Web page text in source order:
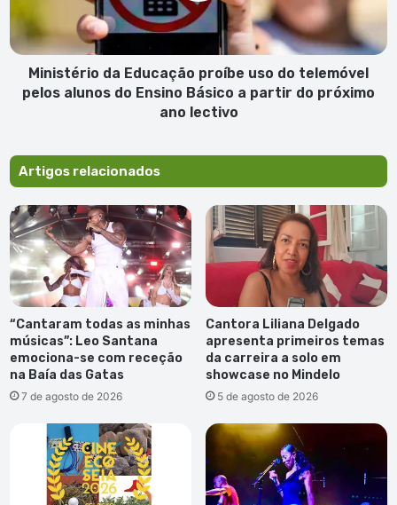
telemóvel
pelos
alunos
Ensino
do
próximo
lectivo
Ministério da Educação proíbe uso do telemóvel
pelos alunos do Ensino Básico a partir do próximo
ano lectivo
Artigos relacionados
“Cantaram todas as minhas
músicas”: Leo Santana
emociona-se com receção
na Baía das Gatas
7 de agosto de 2026
Cantora Liliana Delgado
apresenta primeiros temas
da carreira a solo em
showcase no Mindelo
5 de agosto de 2026